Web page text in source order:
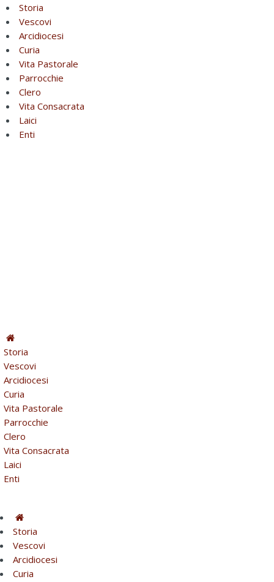
Storia
Vescovi
Arcidiocesi
Curia
Vita Pastorale
Parrocchie
Clero
Vita Consacrata
Laici
Enti
Storia
Vescovi
Arcidiocesi
Curia
Vita Pastorale
Parrocchie
Clero
Vita Consacrata
Laici
Enti
Storia
Vescovi
Arcidiocesi
Curia